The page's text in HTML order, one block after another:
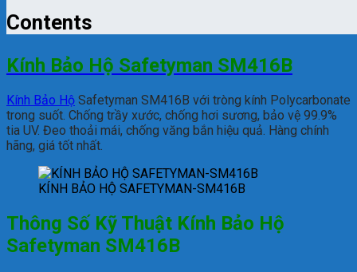
Contents
Kính Bảo Hộ Safetyman SM416B
Kính Bảo Hộ Safetyman SM416B với tròng kính Polycarbonate
trong suốt. Chống trầy xước, chống hơi sương, bảo vệ 99.9%
tia UV. Đeo thoải mái, chống văng bắn hiệu quả. Hàng chính
hãng, giá tốt nhất.
KÍNH BẢO HỘ SAFETYMAN-SM416B
Thông Số Kỹ Thuật Kính Bảo Hộ
Safetyman SM416B